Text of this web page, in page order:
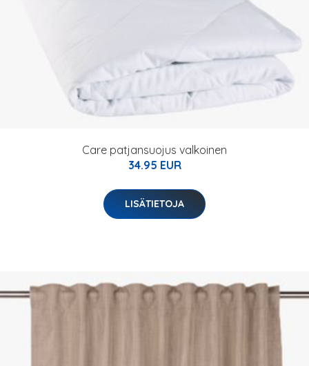
Care patjansuojus valkoinen
34.95 EUR
LISÄTIETOJA